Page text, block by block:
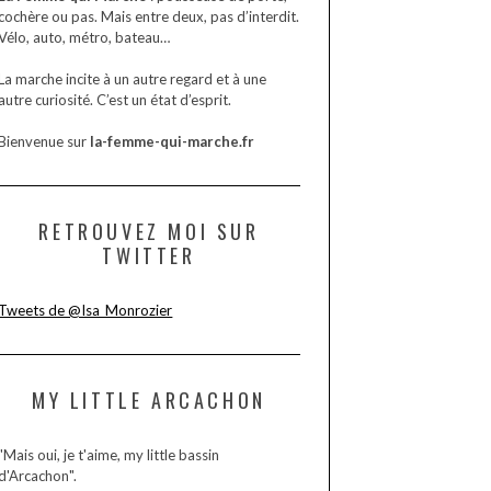
ou pas. Mais entre deux, pas d’interdit.
auto, métro, bateau…
marche incite à un autre regard et à une
curiosité. C’est un état d’esprit.
sur la-femme-qui-marche.fr
RETROUVEZ MOI SUR
TWITTER
de @Isa_Monrozier
MY LITTLE ARCACHON
oui, je t'aime, my little bassin